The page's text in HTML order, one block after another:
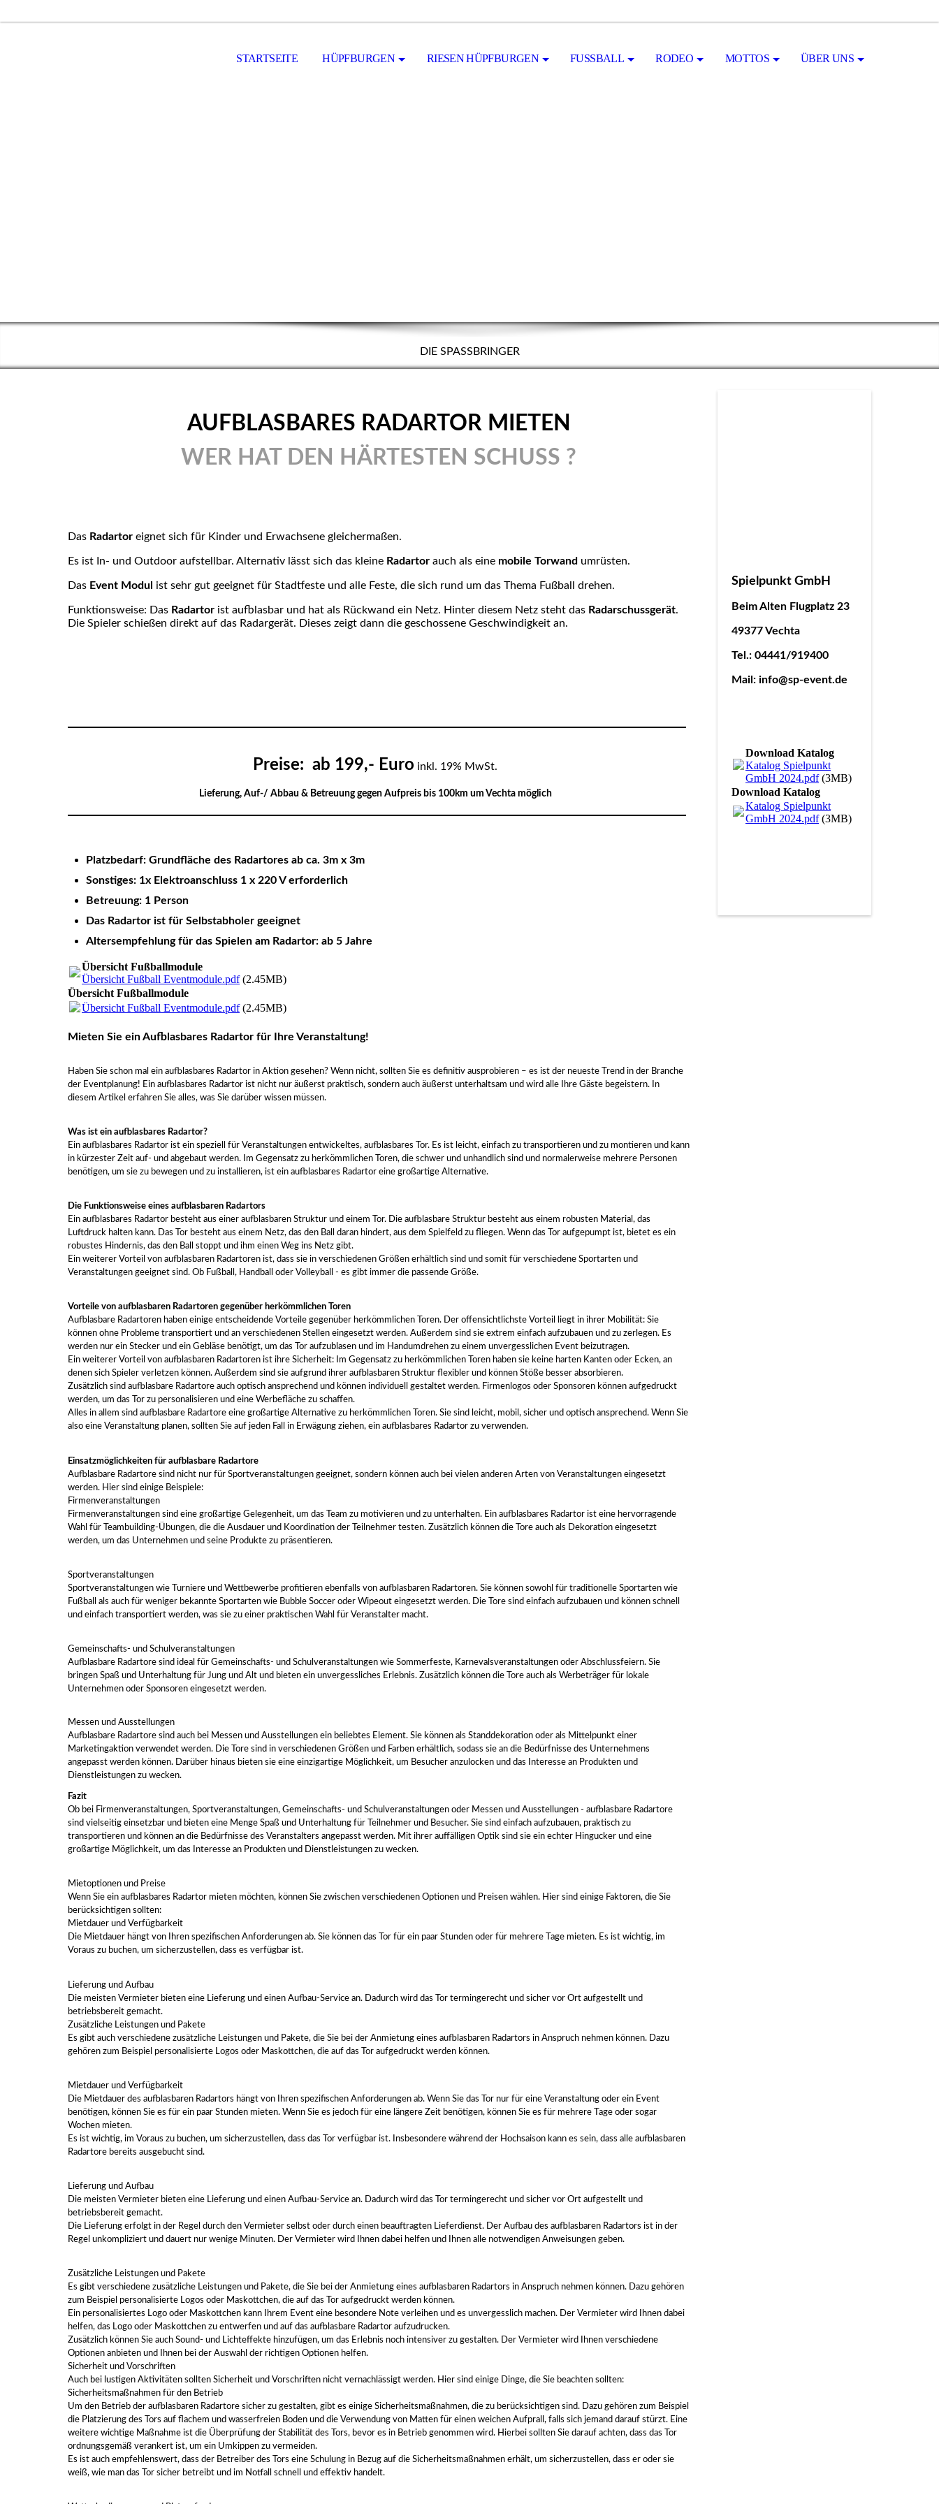
STARTSEITE HÜPFBURGEN RIESEN HÜPFBURGEN FUSSBALL RODEO MOTTOS ÜBER UNS
DIE SPASSBRINGER
AUFBLASBARES RADARTOR MIETEN
WER HAT DEN HÄRTESTEN SCHUSS ?
Das Radartor eignet sich für Kinder und Erwachsene gleichermaßen.
Es ist In- und Outdoor aufstellbar. Alternativ lässt sich das kleine Radartor auch als eine mobile Torwand umrüsten.
Das Event Modul ist sehr gut geeignet für Stadtfeste und alle Feste, die sich rund um das Thema Fußball drehen.
Funktionsweise: Das Radartor ist aufblasbar und hat als Rückwand ein Netz. Hinter diesem Netz steht das Radarschussgerät.
Die Spieler schießen direkt auf das Radargerät. Dieses zeigt dann die geschossene Geschwindigkeit an.
Preise: ab 199,- Euro inkl. 19% MwSt.
Lieferung, Auf-/ Abbau & Betreuung gegen Aufpreis bis 100km um Vechta möglich
Platzbedarf: Grundfläche des Radartores ab ca. 3m x 3m
Sonstiges: 1x Elektroanschluss 1 x 220 V erforderlich
Betreuung: 1 Person
Das Radartor ist für Selbstabholer geeignet
Altersempfehlung für das Spielen am Radartor: ab 5 Jahre
Übersicht Fußballmodule
Übersicht Fußball Eventmodule.pdf(2.45MB)
Übersicht Fußballmodule
Übersicht Fußball Eventmodule.pdf(2.45MB)
Mieten Sie ein Aufblasbares Radartor für Ihre Veranstaltung!
Haben Sie schon mal ein aufblasbares Radartor in Aktion gesehen? Wenn nicht, sollten Sie es definitiv ausprobieren – es ist der neueste Trend in der Branche
der Eventplanung! Ein aufblasbares Radartor ist nicht nur äußerst praktisch, sondern auch äußerst unterhaltsam und wird alle Ihre Gäste begeistern. In
diesem Artikel erfahren Sie alles, was Sie darüber wissen müssen.
Was ist ein aufblasbares Radartor?
Ein aufblasbares Radartor ist ein speziell für Veranstaltungen entwickeltes, aufblasbares Tor. Es ist leicht, einfach zu transportieren und zu montieren und kann
in kürzester Zeit auf- und abgebaut werden. Im Gegensatz zu herkömmlichen Toren, die schwer und unhandlich sind und normalerweise mehrere Personen
benötigen, um sie zu bewegen und zu installieren, ist ein aufblasbares Radartor eine großartige Alternative.
Die Funktionsweise eines aufblasbaren Radartors
Ein aufblasbares Radartor besteht aus einer aufblasbaren Struktur und einem Tor. Die aufblasbare Struktur besteht aus einem robusten Material, das
Luftdruck halten kann. Das Tor besteht aus einem Netz, das den Ball daran hindert, aus dem Spielfeld zu fliegen. Wenn das Tor aufgepumpt ist, bietet es ein
robustes Hindernis, das den Ball stoppt und ihm einen Weg ins Netz gibt.
Ein weiterer Vorteil von aufblasbaren Radartoren ist, dass sie in verschiedenen Größen erhältlich sind und somit für verschiedene Sportarten und
Veranstaltungen geeignet sind. Ob Fußball, Handball oder Volleyball - es gibt immer die passende Größe.
Vorteile von aufblasbaren Radartoren gegenüber herkömmlichen Toren
Aufblasbare Radartoren haben einige entscheidende Vorteile gegenüber herkömmlichen Toren. Der offensichtlichste Vorteil liegt in ihrer Mobilität: Sie
können ohne Probleme transportiert und an verschiedenen Stellen eingesetzt werden. Außerdem sind sie extrem einfach aufzubauen und zu zerlegen. Es
werden nur ein Stecker und ein Gebläse benötigt, um das Tor aufzublasen und im Handumdrehen zu einem unvergesslichen Event beizutragen.
Ein weiterer Vorteil von aufblasbaren Radartoren ist ihre Sicherheit: Im Gegensatz zu herkömmlichen Toren haben sie keine harten Kanten oder Ecken, an
denen sich Spieler verletzen können. Außerdem sind sie aufgrund ihrer aufblasbaren Struktur flexibler und können Stöße besser absorbieren.
Zusätzlich sind aufblasbare Radartore auch optisch ansprechend und können individuell gestaltet werden. Firmenlogos oder Sponsoren können aufgedruckt
werden, um das Tor zu personalisieren und eine Werbefläche zu schaffen.
Alles in allem sind aufblasbare Radartore eine großartige Alternative zu herkömmlichen Toren. Sie sind leicht, mobil, sicher und optisch ansprechend. Wenn Sie
also eine Veranstaltung planen, sollten Sie auf jeden Fall in Erwägung ziehen, ein aufblasbares Radartor zu verwenden.
Einsatzmöglichkeiten für aufblasbare Radartore
Aufblasbare Radartore sind nicht nur für Sportveranstaltungen geeignet, sondern können auch bei vielen anderen Arten von Veranstaltungen eingesetzt
werden. Hier sind einige Beispiele:
Firmenveranstaltungen
Firmenveranstaltungen sind eine großartige Gelegenheit, um das Team zu motivieren und zu unterhalten. Ein aufblasbares Radartor ist eine hervorragende
Wahl für Teambuilding-Übungen, die die Ausdauer und Koordination der Teilnehmer testen. Zusätzlich können die Tore auch als Dekoration eingesetzt
werden, um das Unternehmen und seine Produkte zu präsentieren.
Sportveranstaltungen
Sportveranstaltungen wie Turniere und Wettbewerbe profitieren ebenfalls von aufblasbaren Radartoren. Sie können sowohl für traditionelle Sportarten wie
Fußball als auch für weniger bekannte Sportarten wie Bubble Soccer oder Wipeout eingesetzt werden. Die Tore sind einfach aufzubauen und können schnell
und einfach transportiert werden, was sie zu einer praktischen Wahl für Veranstalter macht.
Gemeinschafts- und Schulveranstaltungen
Aufblasbare Radartore sind ideal für Gemeinschafts- und Schulveranstaltungen wie Sommerfeste, Karnevalsveranstaltungen oder Abschlussfeiern. Sie
bringen Spaß und Unterhaltung für Jung und Alt und bieten ein unvergessliches Erlebnis. Zusätzlich können die Tore auch als Werbeträger für lokale
Unternehmen oder Sponsoren eingesetzt werden.
Messen und Ausstellungen
Aufblasbare Radartore sind auch bei Messen und Ausstellungen ein beliebtes Element. Sie können als Standdekoration oder als Mittelpunkt einer
Marketingaktion verwendet werden. Die Tore sind in verschiedenen Größen und Farben erhältlich, sodass sie an die Bedürfnisse des Unternehmens
angepasst werden können. Darüber hinaus bieten sie eine einzigartige Möglichkeit, um Besucher anzulocken und das Interesse an Produkten und
Dienstleistungen zu wecken.
Fazit
Ob bei Firmenveranstaltungen, Sportveranstaltungen, Gemeinschafts- und Schulveranstaltungen oder Messen und Ausstellungen - aufblasbare Radartore
sind vielseitig einsetzbar und bieten eine Menge Spaß und Unterhaltung für Teilnehmer und Besucher. Sie sind einfach aufzubauen, praktisch zu
transportieren und können an die Bedürfnisse des Veranstalters angepasst werden. Mit ihrer auffälligen Optik sind sie ein echter Hingucker und eine
großartige Möglichkeit, um das Interesse an Produkten und Dienstleistungen zu wecken.
Mietoptionen und Preise
Wenn Sie ein aufblasbares Radartor mieten möchten, können Sie zwischen verschiedenen Optionen und Preisen wählen. Hier sind einige Faktoren, die Sie
berücksichtigen sollten:
Mietdauer und Verfügbarkeit
Die Mietdauer hängt von Ihren spezifischen Anforderungen ab. Sie können das Tor für ein paar Stunden oder für mehrere Tage mieten. Es ist wichtig, im
Voraus zu buchen, um sicherzustellen, dass es verfügbar ist.
Lieferung und Aufbau
Die meisten Vermieter bieten eine Lieferung und einen Aufbau-Service an. Dadurch wird das Tor termingerecht und sicher vor Ort aufgestellt und
betriebsbereit gemacht.
Zusätzliche Leistungen und Pakete
Es gibt auch verschiedene zusätzliche Leistungen und Pakete, die Sie bei der Anmietung eines aufblasbaren Radartors in Anspruch nehmen können. Dazu
gehören zum Beispiel personalisierte Logos oder Maskottchen, die auf das Tor aufgedruckt werden können.
Mietdauer und Verfügbarkeit
Die Mietdauer des aufblasbaren Radartors hängt von Ihren spezifischen Anforderungen ab. Wenn Sie das Tor nur für eine Veranstaltung oder ein Event
benötigen, können Sie es für ein paar Stunden mieten. Wenn Sie es jedoch für eine längere Zeit benötigen, können Sie es für mehrere Tage oder sogar
Wochen mieten.
Es ist wichtig, im Voraus zu buchen, um sicherzustellen, dass das Tor verfügbar ist. Insbesondere während der Hochsaison kann es sein, dass alle aufblasbaren
Radartore bereits ausgebucht sind.
Lieferung und Aufbau
Die meisten Vermieter bieten eine Lieferung und einen Aufbau-Service an. Dadurch wird das Tor termingerecht und sicher vor Ort aufgestellt und
betriebsbereit gemacht.
Die Lieferung erfolgt in der Regel durch den Vermieter selbst oder durch einen beauftragten Lieferdienst. Der Aufbau des aufblasbaren Radartors ist in der
Regel unkompliziert und dauert nur wenige Minuten. Der Vermieter wird Ihnen dabei helfen und Ihnen alle notwendigen Anweisungen geben.
Zusätzliche Leistungen und Pakete
Es gibt verschiedene zusätzliche Leistungen und Pakete, die Sie bei der Anmietung eines aufblasbaren Radartors in Anspruch nehmen können. Dazu gehören
zum Beispiel personalisierte Logos oder Maskottchen, die auf das Tor aufgedruckt werden können.
Ein personalisiertes Logo oder Maskottchen kann Ihrem Event eine besondere Note verleihen und es unvergesslich machen. Der Vermieter wird Ihnen dabei
helfen, das Logo oder Maskottchen zu entwerfen und auf das aufblasbare Radartor aufzudrucken.
Zusätzlich können Sie auch Sound- und Lichteffekte hinzufügen, um das Erlebnis noch intensiver zu gestalten. Der Vermieter wird Ihnen verschiedene
Optionen anbieten und Ihnen bei der Auswahl der richtigen Optionen helfen.
Sicherheit und Vorschriften
Auch bei lustigen Aktivitäten sollten Sicherheit und Vorschriften nicht vernachlässigt werden. Hier sind einige Dinge, die Sie beachten sollten:
Sicherheitsmaßnahmen für den Betrieb
Um den Betrieb der aufblasbaren Radartore sicher zu gestalten, gibt es einige Sicherheitsmaßnahmen, die zu berücksichtigen sind. Dazu gehören zum Beispiel
die Platzierung des Tors auf flachem und wasserfreien Boden und die Verwendung von Matten für einen weichen Aufprall, falls sich jemand darauf stürzt. Eine
weitere wichtige Maßnahme ist die Überprüfung der Stabilität des Tors, bevor es in Betrieb genommen wird. Hierbei sollten Sie darauf achten, dass das Tor
ordnungsgemäß verankert ist, um ein Umkippen zu vermeiden.
Es ist auch empfehlenswert, dass der Betreiber des Tors eine Schulung in Bezug auf die Sicherheitsmaßnahmen erhält, um sicherzustellen, dass er oder sie
weiß, wie man das Tor sicher betreibt und im Notfall schnell und effektiv handelt.
Spielpunkt GmbH
Beim Alten Flugplatz 23
49377 Vechta
Tel.: 04441/919400
Mail: info@sp-event.de
Download Katalog
Katalog Spielpunkt
GmbH 2024.pdf(3MB)
Download Katalog
Katalog Spielpunkt
GmbH 2024.pdf(3MB)